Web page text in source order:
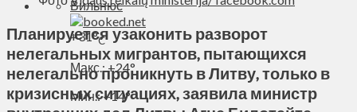
Вильнюс
+31°C
Макс.:+24°
Мин.:+14°
Планируется узаконить разворот
нелегальных мигрантов, пытающихся
нелегально проникнуть в Литву, только в
кризисных ситуациях, заявила министр